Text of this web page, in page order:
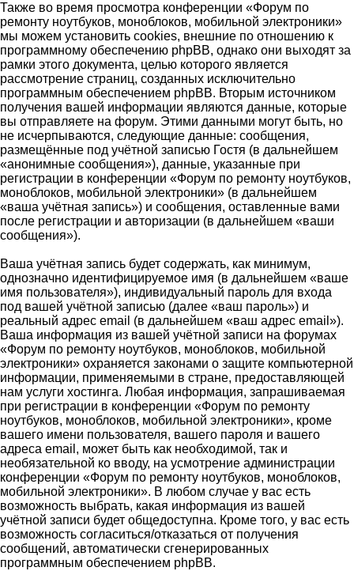
Также во время просмотра конференции «Форум по
ремонту ноутбуков, моноблоков, мобильной электроники»
мы можем установить cookies, внешние по отношению к
программному обеспечению phpBB, однако они выходят за
рамки этого документа, целью которого является
рассмотрение страниц, созданных исключительно
программным обеспечением phpBB. Вторым источником
получения вашей информации являются данные, которые
вы отправляете на форум. Этими данными могут быть, но
не исчерпываются, следующие данные: сообщения,
размещённые под учётной записью Гостя (в дальнейшем
«анонимные сообщения»), данные, указанные при
регистрации в конференции «Форум по ремонту ноутбуков,
моноблоков, мобильной электроники» (в дальнейшем
«ваша учётная запись») и сообщения, оставленные вами
после регистрации и авторизации (в дальнейшем «ваши
сообщения»).
Ваша учётная запись будет содержать, как минимум,
однозначно идентифицируемое имя (в дальнейшем «ваше
имя пользователя»), индивидуальный пароль для входа
под вашей учётной записью (далее «ваш пароль») и
реальный адрес email (в дальнейшем «ваш адрес email»).
Ваша информация из вашей учётной записи на форумах
«Форум по ремонту ноутбуков, моноблоков, мобильной
электроники» охраняется законами о защите компьютерной
информации, применяемыми в стране, предоставляющей
нам услуги хостинга. Любая информация, запрашиваемая
при регистрации в конференции «Форум по ремонту
ноутбуков, моноблоков, мобильной электроники», кроме
вашего имени пользователя, вашего пароля и вашего
адреса email, может быть как необходимой, так и
необязательной ко вводу, на усмотрение администрации
конференции «Форум по ремонту ноутбуков, моноблоков,
мобильной электроники». В любом случае у вас есть
возможность выбрать, какая информация из вашей
учётной записи будет общедоступна. Кроме того, у вас есть
возможность согласиться/отказаться от получения
сообщений, автоматически сгенерированных
программным обеспечением phpBB.